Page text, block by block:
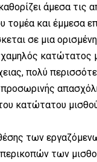
άμεσα τις
τομέα και έμμεσα
σε μια
κατώτατος
πολύ
κατώτατου
των
των